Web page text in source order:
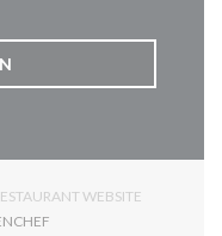
WEBSITE